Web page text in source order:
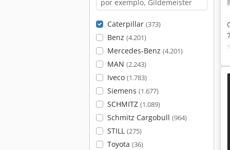
Caterpillar (373)
Benz (4.201)
Mercedes-Benz (4.201)
MAN (2.243)
Iveco (1.783)
Siemens (1.677)
SCHMITZ (1.089)
Schmitz Cargobull (964)
STILL (275)
Toyota (36)